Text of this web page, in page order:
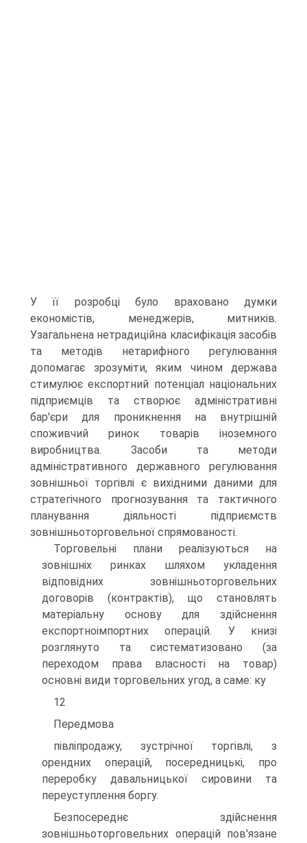
У її розробці було враховано думки
економістів, менеджерів, митників.
Узагальнена нетрадиційна класифікація засобів
та методів нетарифного регулювання
допомагає зрозуміти, яким чином держава
стимулює експортний потенціал національних
підприємців та створює адміністративні
бар'єри для проникнення на внутрішній
споживчий ринок товарів іноземного
виробництва. Засоби та методи
адміністративного державного регулювання
зовнішньої торгівлі є вихідними даними для
стратегічного прогнозування та тактичного
планування діяльності підприємств
зовнішньоторговельної спрямованості.
Торговельні плани реалізуються на
зовнішніх ринках шляхом укладення
відповідних зовнішньоторговельних
договорів (контрактів), що становлять
матеріальну основу для здійснення
експортноімпортних операцій. У книзі
розглянуто та систематизовано (за
переходом права власності на товар)
основні види торговельних угод, а саме: ку
12
Передмова
півліпродажу, зустрічної торгівлі, з
орендних операцій, посередницькі, про
переробку давальницької сировини та
переуступлення боргу.
Безпосереднє здійснення
зовнішньоторговельних операцій пов'язане